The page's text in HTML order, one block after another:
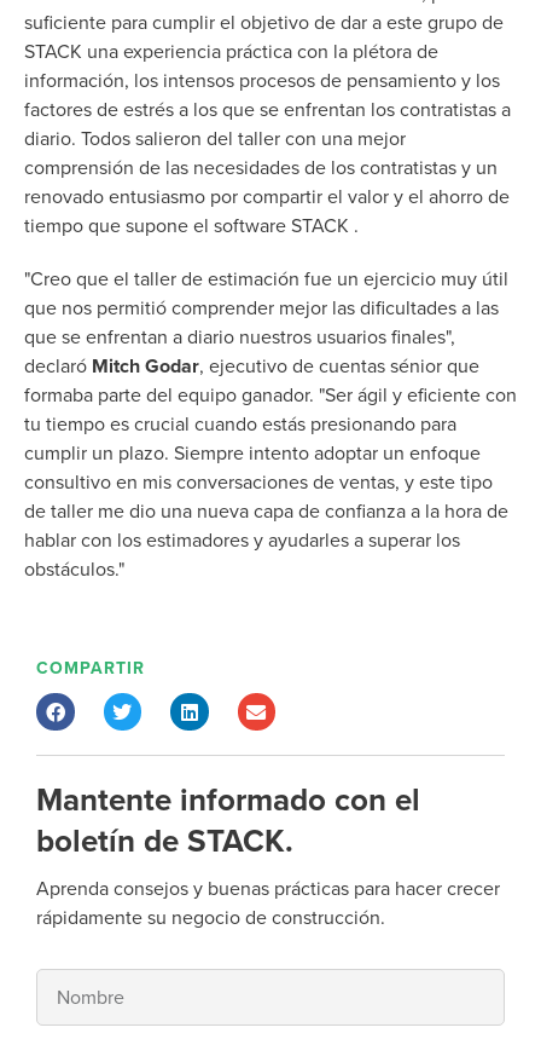
suficiente para cumplir el objetivo de dar a este grupo de
STACK una experiencia práctica con la plétora de
información, los intensos procesos de pensamiento y los
factores de estrés a los que se enfrentan los contratistas a
diario. Todos salieron del taller con una mejor
comprensión de las necesidades de los contratistas y un
renovado entusiasmo por compartir el valor y el ahorro de
tiempo que supone el software STACK .
"Creo que el taller de estimación fue un ejercicio muy útil
que nos permitió comprender mejor las dificultades a las
que se enfrentan a diario nuestros usuarios finales",
declaró Mitch Godar, ejecutivo de cuentas sénior que
formaba parte del equipo ganador. "Ser ágil y eficiente con
tu tiempo es crucial cuando estás presionando para
cumplir un plazo. Siempre intento adoptar un enfoque
consultivo en mis conversaciones de ventas, y este tipo
de taller me dio una nueva capa de confianza a la hora de
hablar con los estimadores y ayudarles a superar los
obstáculos."
COMPARTIR
Mantente informado con el
boletín de STACK.
Aprenda consejos y buenas prácticas para hacer crecer
rápidamente su negocio de construcción.